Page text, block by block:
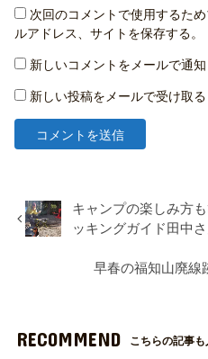
次回のコメントで使用するた
ルアドレス、サイトを保存する。
新しいコメントをメールで通知
新しい投稿をメールで受け取る
キャンプの楽しみ方
ッキングガイド田中さ
早春の福知山廃線
RECOMMEND こちらの記事も